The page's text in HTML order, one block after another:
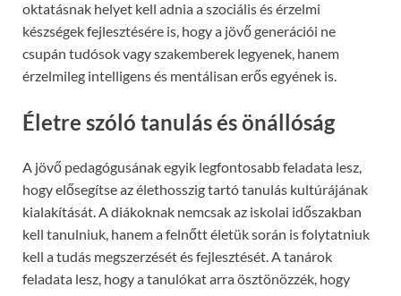
oktatásnak helyet kell adnia a szociális és érzelmi
készségek fejlesztésére is, hogy a jövő generációi ne
csupán tudósok vagy szakemberek legyenek, hanem
érzelmileg intelligens és mentálisan erős egyének is.
Életre szóló tanulás és önállóság
A jövő pedagógusának egyik legfontosabb feladata lesz,
hogy elősegítse az élethosszig tartó tanulás kultúrájának
kialakítását. A diákoknak nemcsak az iskolai időszakban
kell tanulniuk, hanem a felnőtt életük során is folytatniuk
kell a tudás megszerzését és fejlesztését. A tanárok
feladata lesz, hogy a tanulókat arra ösztönözzék, hogy